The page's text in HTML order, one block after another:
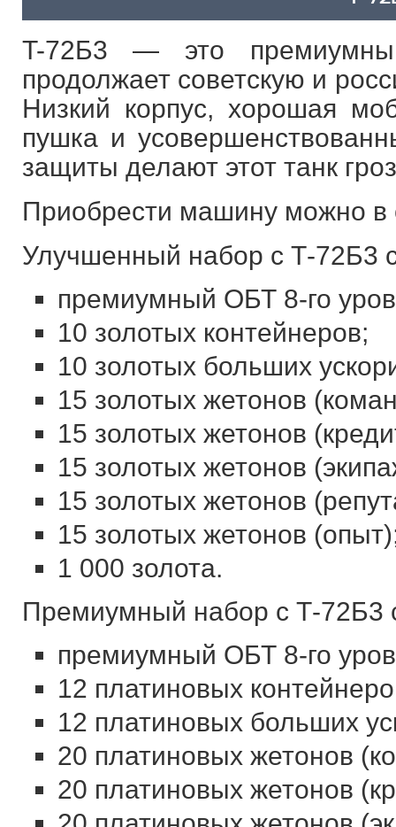
T-72Б3 — это
продолжает советскую и
Низкий корпус, хорошая
пушка и
защиты делают этот танк
Приобрести машину можно в
Улучшенный набор с Т-72Б3
премиумный ОБТ 8-го
10 золотых контейнеров;
10 золотых больших
15 золотых жетонов
15 золотых жетонов
15 золотых жетонов
15 золотых жетонов
15 золотых жетонов
1 000 золота.
Премиумный набор с Т-72Б3
премиумный ОБТ 8-го
12 платиновых
12 платиновых больших
20 платиновых жетонов
20 платиновых жетонов